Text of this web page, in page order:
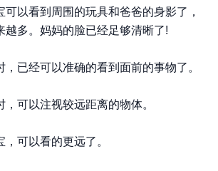
以看到周围的玩具和爸爸的身影了，
越多。妈妈的脸已经足够清晰了!
已经可以准确的看到面前的事物了。
可以注视较远距离的物体。
可以看的更远了。